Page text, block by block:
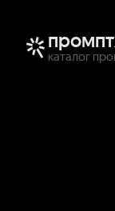
каталог